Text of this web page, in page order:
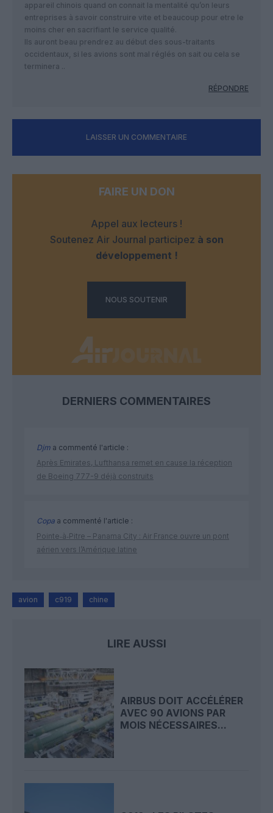
appareil chinois quand on connait la mentalité qu’on leurs
entreprises à savoir construire vite et beaucoup pour etre le
moins cher en sacrifiant le service qualité.
Ils auront beau prendrez au début des sous-traitants
occidentaux, si les avions sont mal réglés on sait ou cela se
terminera ..
RÉPONDRE
LAISSER UN COMMENTAIRE
FAIRE UN DON
Appel aux lecteurs !
Soutenez Air Journal participez à son
développement !
NOUS SOUTENIR
DERNIERS COMMENTAIRES
Djm a commenté l'article :
Après Emirates, Lufthansa remet en cause la réception
de Boeing 777-9 déjà construits
Copa a commenté l'article :
Pointe‑à‑Pitre – Panama City : Air France ouvre un pont
aérien vers l’Amérique latine
avion c919 chine
LIRE AUSSI
AIRBUS DOIT ACCÉLÉRER
AVEC 90 AVIONS PAR
MOIS NÉCESSAIRES...